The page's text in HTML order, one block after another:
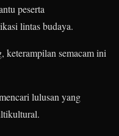
peserta
lintas budaya.
keterampilan semacam ini
lulusan yang